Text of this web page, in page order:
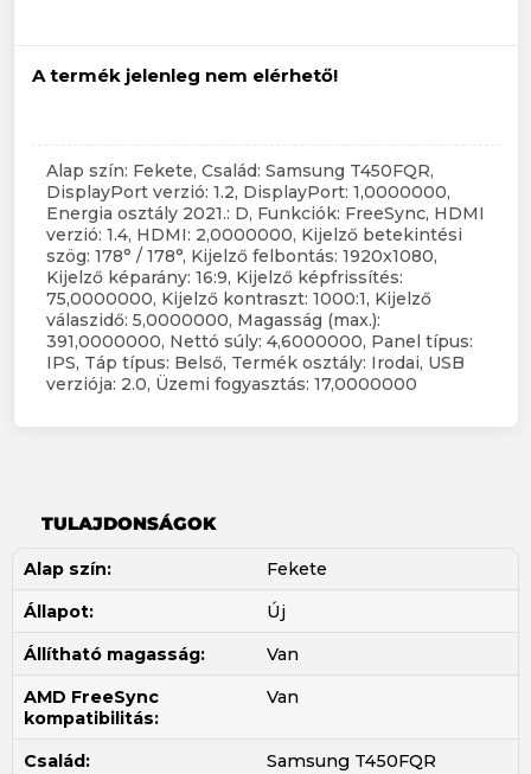
A termék jelenleg nem elérhető!
Alap szín: Fekete, Család: Samsung T450FQR,
DisplayPort verzió: 1.2, DisplayPort: 1,0000000,
Energia osztály 2021.: D, Funkciók: FreeSync, HDMI
verzió: 1.4, HDMI: 2,0000000, Kijelző betekintési
szög: 178° / 178°, Kijelző felbontás: 1920x1080,
Kijelző képarány: 16:9, Kijelző képfrissítés:
75,0000000, Kijelző kontraszt: 1000:1, Kijelző
válaszidő: 5,0000000, Magasság (max.):
391,0000000, Nettó súly: 4,6000000, Panel típus:
IPS, Táp típus: Belső, Termék osztály: Irodai, USB
verziója: 2.0, Üzemi fogyasztás: 17,0000000
TULAJDONSÁGOK
Alap szín:
Fekete
Állapot:
Új
Állítható magasság:
Van
AMD FreeSync
kompatibilitás:
Van
Család:
Samsung T450FQR